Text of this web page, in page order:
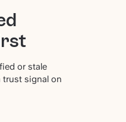
or stale
trust signal on